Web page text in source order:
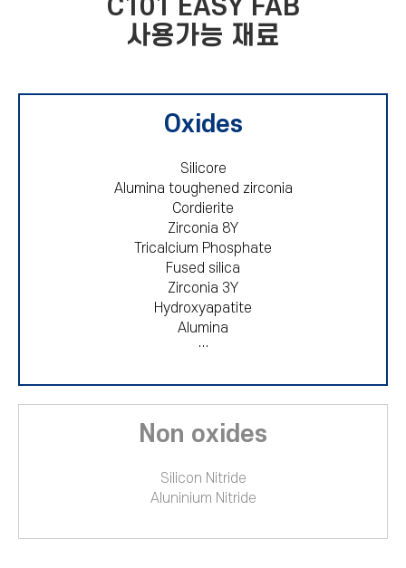
C101 EASY FAB
사용가능 재료
Oxides
Silicore
Alumina toughened zirconia
Cordierite
Zirconia 8Y
Tricalcium Phosphate
Fused silica
Zirconia 3Y
Hydroxyapatite
Alumina
…
Non oxides
Silicon Nitride
Aluninium Nitride